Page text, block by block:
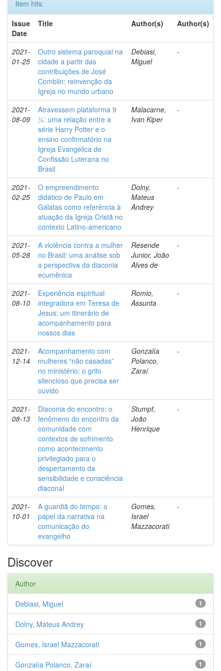
Item hits:
Issue
Date
Title Author(s) Author(s)
2021-
01-25
Outro sistema paroquial na
cidade a partir das
contribuições de José
Comblin: reinvenção da
Igreja no mundo urbano
Debiasi,
Miguel
-
2021-
08-09
Atravessem plataforma 9
½: uma relação entre a
série Harry Potter e o
ensino confirmatório na
Igreja Evangélica de
Confissão Luterana no
Brasil
Malacarne,
Ivan Kiper
-
2021-
02-25
O empreendimento
didático de Paulo em
Gálatas como referência à
atuação da Igreja Cristã no
contexto Latino-americano
Dolny,
Mateus
Andrey
-
2021-
05-28
A violência contra a mulher
no Brasil: uma análise sob
a perspectiva da diaconia
ecumênica
Resende
Junior, João
Alves de
-
2021-
08-10
Experiência espiritual
integradora em Teresa de
Jesus: um itinerário de
acompanhamento para
nossos dias
Romio,
Assunta
-
2021-
12-14
Acompanhamento com
mulheres “não casadas”
no ministério: o grito
silencioso que precisa ser
ouvido
Gonzalía
Polanco,
Zaraí
-
2021-
08-13
Diaconia do encontro: o
fenômeno do encontro da
comunidade com
contextos de sofrimento
como acontecimento
privilegiado para o
despertamento da
sensibilidade e consciência
diaconal
Stumpf,
João
Henrique
-
2021-
10-01
A guardiã do tempo: o
papel da narrativa na
comunicação do
evangelho
Gomes,
Israel
Mazzacorati
-
Discover
Author
1
Debiasi, Miguel
1
Dolny, Mateus Andrey
1
Gomes, Israel Mazzacorati
1
Gonzalía Polanco, Zaraí